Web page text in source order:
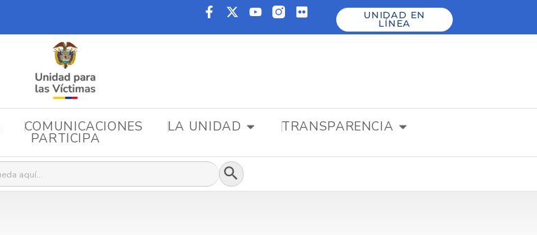
UNIDAD EN
LÍNEA
COMUNICACIONES LA UNIDAD TRANSPARENCIA
PARTICIPA
Botón de búsqueda